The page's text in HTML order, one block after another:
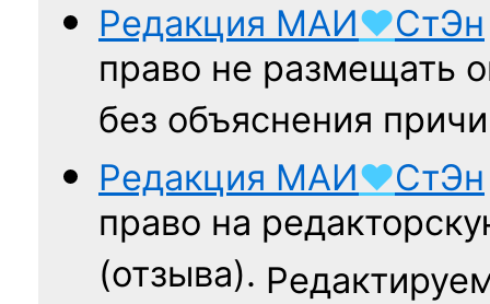
Редакция МАИ♥СтЭн
право не размещать
без объяснения
Редакция МАИ♥СтЭн
право на
(отзыва).